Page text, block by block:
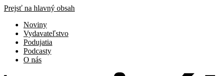
Prejsť na hlavný obsah
Noviny
Vydavateľstvo
Podujatia
Podcasty
O nás